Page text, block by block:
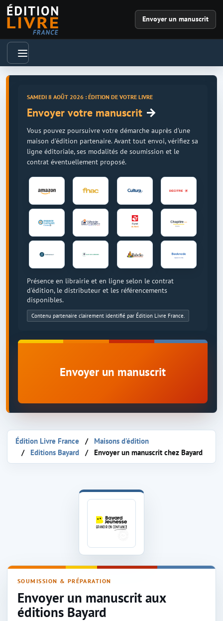
Envoyer un manuscrit
SAMEDI 8 AOÛT 2026 : ÉDITION DE VOTRE LIVRE
Envoyer votre manuscrit →
Vous pouvez poursuivre votre démarche auprès d'une
maison d'édition partenaire. Avant tout envoi, vérifiez sa
ligne éditoriale, ses modalités de soumission et le
contrat éventuellement proposé.
Présence en librairie et en ligne selon le contrat
d'édition, le distributeur et les référencements
disponibles.
Contenu partenaire clairement identifié par Édition Livre France.
Envoyer un manuscrit
Édition Livre France
Maisons d'édition
Editions Bayard
Envoyer un manuscrit chez Bayard
Envoyer un manuscrit à Bayard
SOUMISSION & PRÉPARATION
Envoyer un manuscrit aux
éditions Bayard